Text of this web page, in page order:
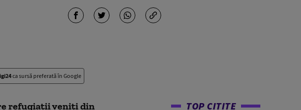
ca sursă preferată în Google
refugiații veniți din
TOP CITITE